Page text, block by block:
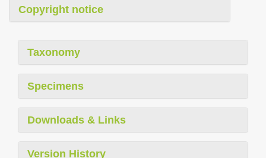
Copyright notice
Taxonomy
Specimens
Downloads & Links
Version History